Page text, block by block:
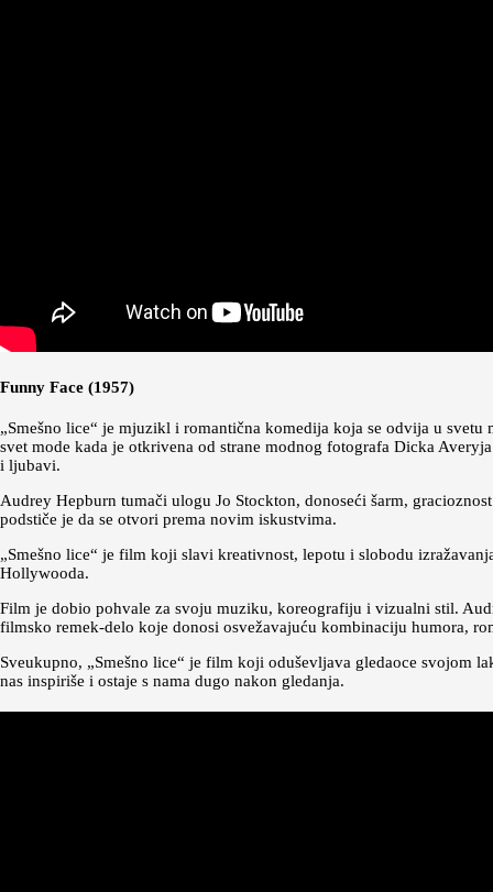
Funny Face (1957)
„Smešno lice“ je mjuzikl i romantična komedija koja se odvija u
svet mode kada je otkrivena od strane modnog fotografa Dicka
i ljubavi.
Audrey Hepburn tumači ulogu Jo Stockton, donoseći šarm,
podstiče je da se otvori prema novim iskustvima.
„Smešno lice“ je film koji slavi kreativnost, lepotu i slobodu
Hollywooda.
Film je dobio pohvale za svoju muziku, koreografiju i vizualni stil.
filmsko remek-delo koje donosi osvežavajuću kombinaciju humora,
Sveukupno, „Smešno lice“ je film koji oduševljava gledaoce svojom
nas inspiriše i ostaje s nama dugo nakon gledanja.